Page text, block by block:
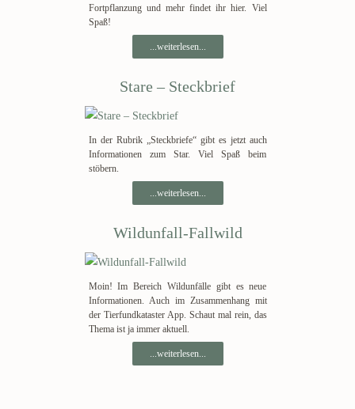
Fortpflanzung und mehr findet ihr hier. Viel
Spaß!
...weiterlesen...
Stare – Steckbrief
In der Rubrik „Steckbriefe“ gibt es jetzt auch
Informationen zum Star. Viel Spaß beim
stöbern.
...weiterlesen...
Wildunfall-Fallwild
Moin! Im Bereich Wildunfälle gibt es neue
Informationen. Auch im Zusammenhang mit
der Tierfundkataster App. Schaut mal rein, das
Thema ist ja immer aktuell.
...weiterlesen...